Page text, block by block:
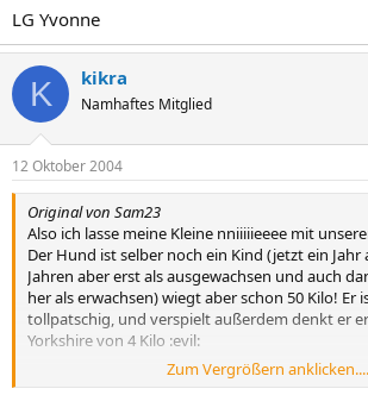
LG Yvonne
K kikra
Namhaftes Mitglied
12 Oktober 2004
Original von Sam23
Also ich lasse meine Kleine nniiiiieeee mit
Der Hund ist selber noch ein Kind (jetzt ein
Jahren aber erst als ausgewachsen und auch
her als erwachsen) wiegt aber schon 50 Kilo! Er
tollpatschig, und verspielt außerdem denkt er
Yorkshire von 4 Kilo :evil:
Wenn die Kleine schreit dann geht aber aber
Zum Vergrößern anklicken....